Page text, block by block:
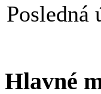
Posledná
Hlavné